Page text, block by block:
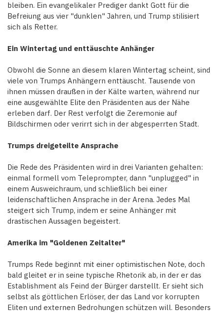
bleiben. Ein evangelikaler Prediger dankt Gott für die
Befreiung aus vier "dunklen" Jahren, und Trump stilisiert
sich als Retter.
Ein Wintertag und enttäuschte Anhänger
Obwohl die Sonne an diesem klaren Wintertag scheint, sind
viele von Trumps Anhängern enttäuscht. Tausende von
ihnen müssen draußen in der Kälte warten, während nur
eine ausgewählte Elite den Präsidenten aus der Nähe
erleben darf. Der Rest verfolgt die Zeremonie auf
Bildschirmen oder verirrt sich in der abgesperrten Stadt.
Trumps dreigeteilte Ansprache
Die Rede des Präsidenten wird in drei Varianten gehalten:
einmal formell vom Teleprompter, dann "unplugged" in
einem Ausweichraum, und schließlich bei einer
leidenschaftlichen Ansprache in der Arena. Jedes Mal
steigert sich Trump, indem er seine Anhänger mit
drastischen Aussagen begeistert.
Amerika im "Goldenen Zeitalter"
Trumps Rede beginnt mit einer optimistischen Note, doch
bald gleitet er in seine typische Rhetorik ab, in der er das
Establishment als Feind der Bürger darstellt. Er sieht sich
selbst als göttlichen Erlöser, der das Land vor korrupten
Eliten und externen Bedrohungen schützen will. Besonders